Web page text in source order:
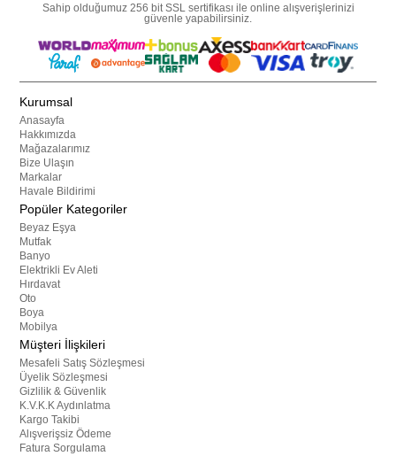
Sahip olduğumuz 256 bit SSL sertifikası ile online alışverişlerinizi
güvenle yapabilirsiniz.
Kurumsal
Anasayfa
Hakkımızda
Mağazalarımız
Bize Ulaşın
Markalar
Havale Bildirimi
Popüler Kategoriler
Beyaz Eşya
Mutfak
Banyo
Elektrikli Ev Aleti
Hırdavat
Oto
Boya
Mobilya
Müşteri İlişkileri
Mesafeli Satış Sözleşmesi
Üyelik Sözleşmesi
Gizlilik & Güvenlik
K.V.K.K Aydınlatma
Kargo Takibi
Alışverişsiz Ödeme
Fatura Sorgulama